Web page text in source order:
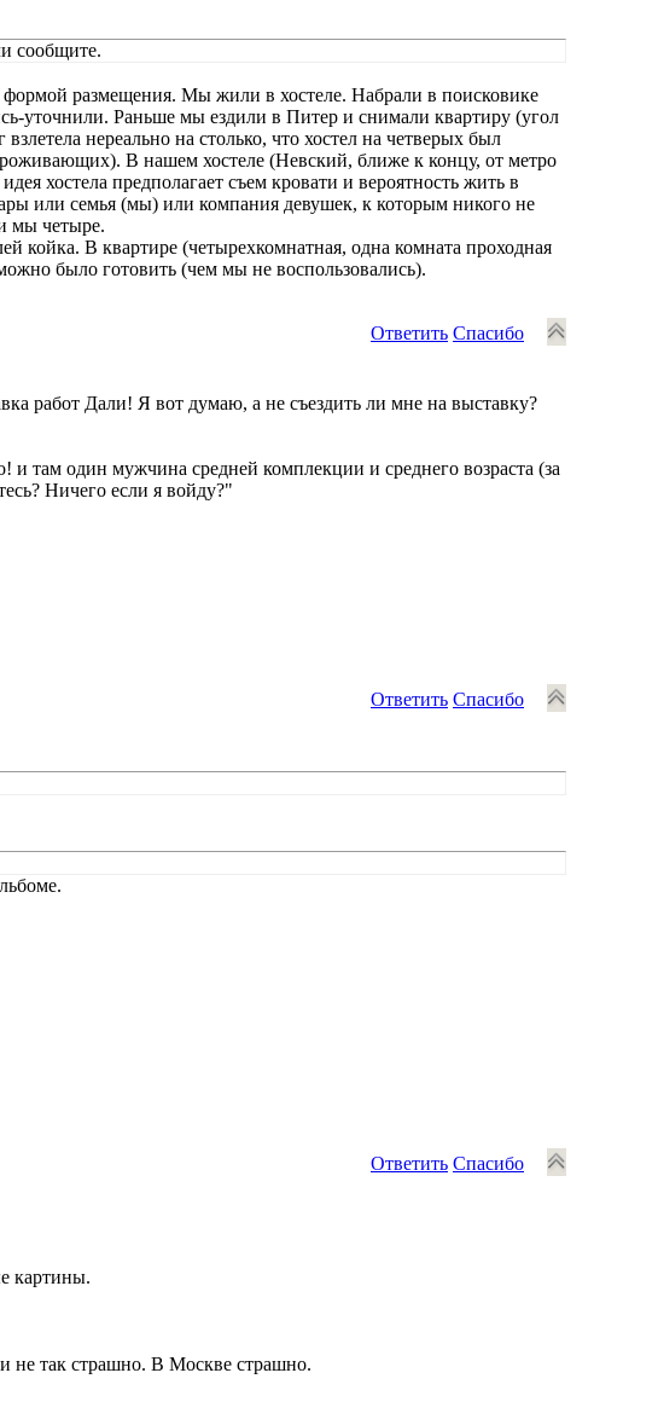
сообщите.
размещения. Мы жили в хостеле. Набрали в поисковике
уточнили. Раньше мы ездили в Питер и снимали квартиру (угол
нереально на столько, что хостел на четверых был
В нашем хостеле (Невский, ближе к концу, от метро
хостела предполагает съем кровати и вероятность жить в
или семья (мы) или компания девушек, к которым никого не
мы четыре.
койка. В квартире (четырехкомнатная, одна комната проходная
было готовить (чем мы не воспользовались).
Ответить Спасибо
работ Дали! Я вот думаю, а не съездить ли мне на выставку?
там один мужчина средней комплекции и среднего возраста (за
Ничего если я войду?"
Ответить Спасибо
Ответить Спасибо
картины.
не так страшно. В Москве страшно.